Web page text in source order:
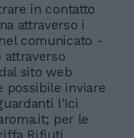
in contatto
attraverso i
comunicato -
sito web
possibile inviare
l'Ici
per le